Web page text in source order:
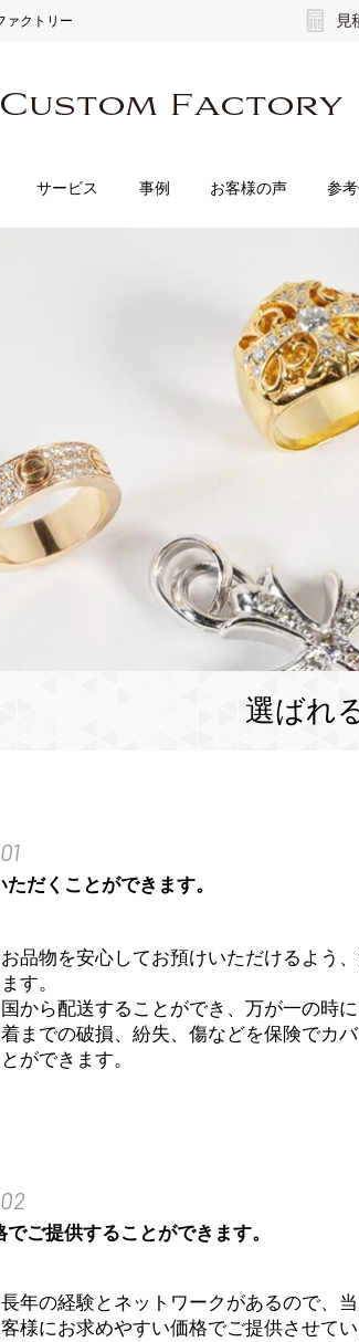
サービス 事例 お客様の声 参
ァクトリー
選ばれ
だくことができます。
品物を安心してお預けいただけるよう
す。
から配送することができ、万が一の時
までの破損、紛失、傷などを保険でカ
ができます。
ご提供することができます。
年の経験とネットワークがあるので、
様にお求めやすい価格でご提供させて